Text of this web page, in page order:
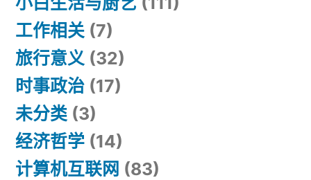
工作相关 (7)
旅行意义 (32)
时事政治 (17)
未分类 (3)
经济哲学 (14)
计算机互联网 (83)